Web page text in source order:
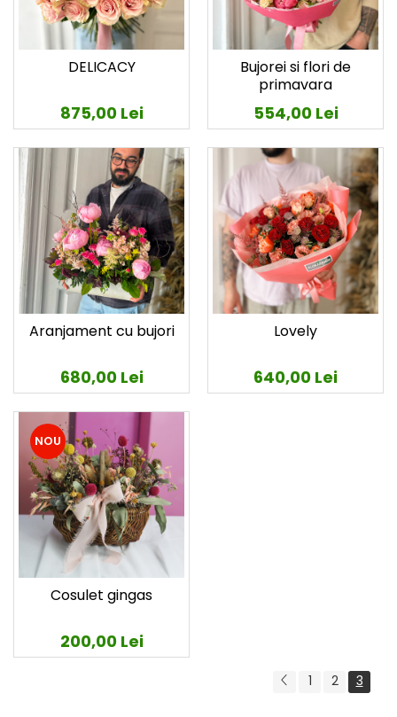
DELICACY
875,00 Lei
Bujorei si flori de
primavara
554,00 Lei
Aranjament cu bujori
680,00 Lei
Lovely
640,00 Lei
NOU
Cosulet gingas
200,00 Lei
1 2 3